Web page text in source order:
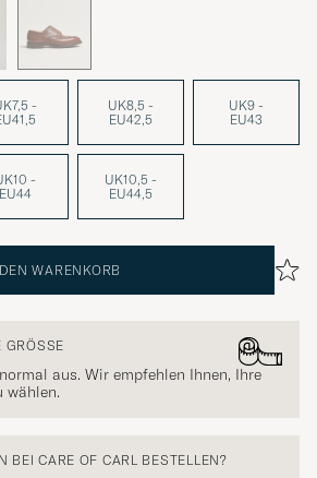
-
UK8,5 -
EU42,5
UK9 -
EU43
-
EU44
UK10,5 -
EU44,5
WARENKORB
aus. Wir empfehlen Ihnen, Ihre
wählen.
BEI CARE OF CARL BESTELLEN?